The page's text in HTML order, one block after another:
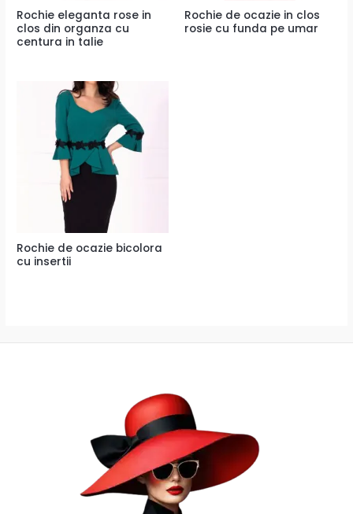
Rochie eleganta rose in
clos din organza cu
centura in talie
Rochie de ocazie in clos
rosie cu funda pe umar
Rochie de ocazie bicolora
cu insertii